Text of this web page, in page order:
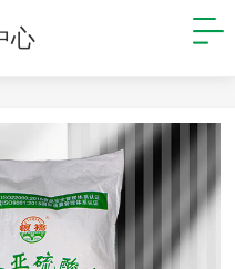
心